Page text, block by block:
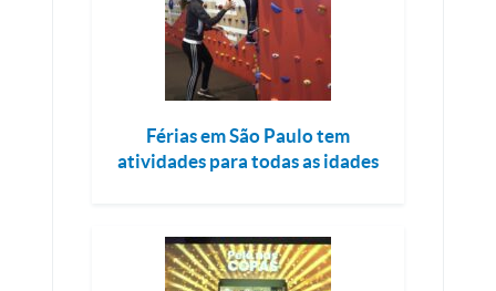
Férias em São Paulo tem
atividades para todas as idades